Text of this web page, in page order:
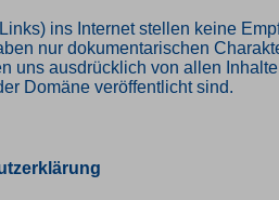
ins Internet stellen keine
nur dokumentarischen
uns ausdrücklich von allen
Domäne veröffentlicht sind.